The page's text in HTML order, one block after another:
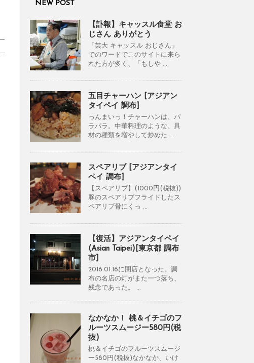
NEW POST
【訃報】キャッスル食堂 お
じさん ありがとう
「芸大 キャッスル おじさん」
でのワードでこのサイトに来ら
れた方が多く、「もしや ...
五目チャーハン [アジアン
タイペイ 調布]
っんまいっ！チャーハンは、パ
ラパラ。中華料理のような、具
材の種類を増やして炒めた ...
スペアリブ [アジアンタイ
ペイ 調布]
【スペアリブ】(1000円(税抜))
豚のスペアリブフライドしたス
ペアリブ骨にくっ ...
【復活】アジアンタイペイ
(Asian Taipei)[東京都 調布
市]
2016.01.16に閉店となった。調
布の名店の灯がまた一つ落ち、
残念であった。 ...
なかなか！ 桃＆イチゴのフ
ルーツスムージー580円(税
抜)
桃＆イチゴのフルーツスムージ
ー580円(税抜)なかなか、いけ